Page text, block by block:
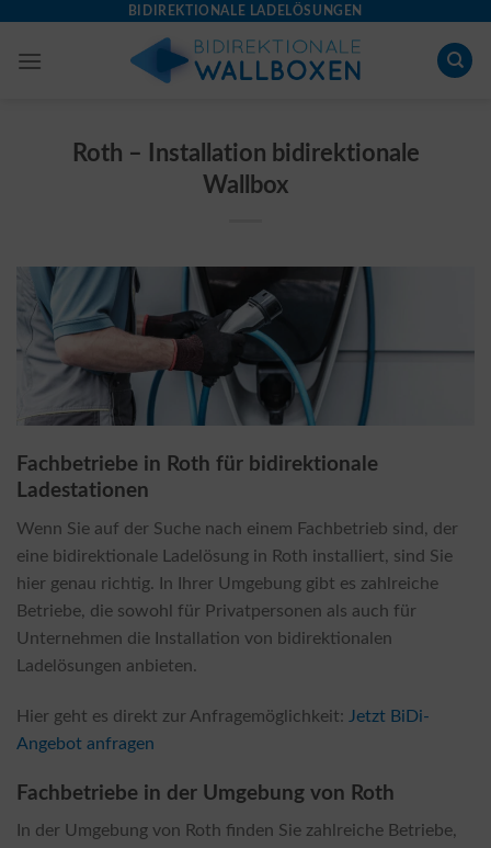
content
BIDIREKTIONALE LADELÖSUNGEN
Roth – Installation bidirektionale
Wallbox
Fachbetriebe in Roth für bidirektionale
Ladestationen
Wenn Sie auf der Suche nach einem Fachbetrieb sind, der
eine bidirektionale Ladelösung in Roth installiert, sind Sie
hier genau richtig. In Ihrer Umgebung gibt es zahlreiche
Betriebe, die sowohl für Privatpersonen als auch für
Unternehmen die Installation von bidirektionalen
Ladelösungen anbieten.
Hier geht es direkt zur Anfragemöglichkeit: Jetzt BiDi-
Angebot anfragen
Fachbetriebe in der Umgebung von Roth
In der Umgebung von Roth finden Sie zahlreiche Betriebe,